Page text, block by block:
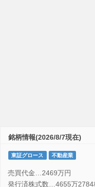
銘柄情報(2026/8/7現在)
東証グロース 不動産業
売買代金…2469万円
発行済株式数…4655万2784